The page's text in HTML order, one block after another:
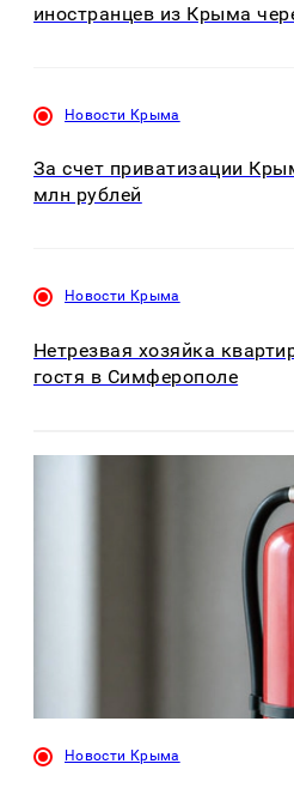
иностранцев из Крыма
Новости Крыма
За счет приватизации
млн рублей
Новости Крыма
Нетрезвая хозяйка
гостя в Симферополе
Новости Крыма